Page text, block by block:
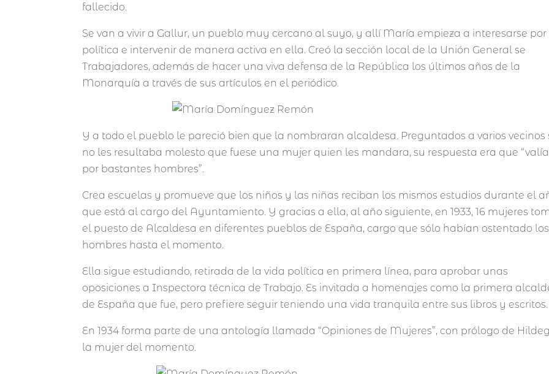
fallecido.
Se van a vivir a Gallur, un pueblo muy cercano al suyo, y allí María empieza a interesarse por
política e intervenir de manera activa en ella. Creó la sección local de la Unión General se
Trabajadores, además de hacer una viva defensa de la República los últimos años de la
Monarquía a través de sus artículos en el periódico.
Y a todo el pueblo le pareció bien que la nombraran alcaldesa. Preguntados a varios vecinos
no les resultaba molesto que fuese una mujer quien les mandara, su respuesta era que “valía
por bastantes hombres”.
Crea escuelas y promueve que los niños y las niñas reciban los mismos estudios durante el
que está al cargo del Ayuntamiento. Y gracias a ella, al año siguiente, en 1933, 16 mujeres
el puesto de Alcaldesa en diferentes pueblos de España, cargo que sólo habían ostentado los
hombres hasta el momento.
Ella sigue estudiando, retirada de la vida política en primera línea, para aprobar unas
oposiciones a Inspectora técnica de Trabajo. Es invitada a homenajes como la primera
de España que fue, pero prefiere seguir teniendo una vida tranquila entre sus libros y escritos.
En 1934 forma parte de una antología llamada “Opiniones de Mujeres”, con prólogo de
la mujer del momento.